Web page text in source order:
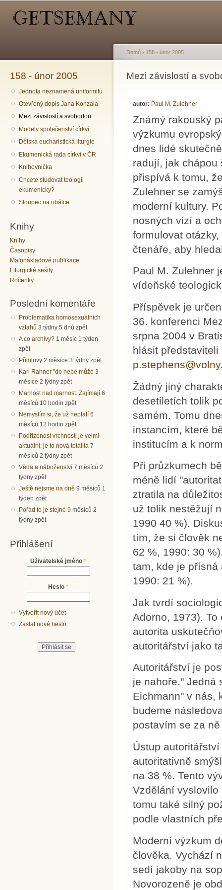
158 - únor 2005
Jednota neznamená uniformitu
Otevřený dopis Jana Konzala
Mezi závislostí a svobodou
Modely společenství církví
Dětská eucharistická liturgie
Ekumenická rada církví v ČR
Knihovnička
Chcete studovat teologii
ekumenicky?
Sloupec na obálce
Knihy
Knihy
Časopisy
Malonákladové publikace
Liturgické sešity
Ročenky
Poslední komentáře
Problematika homosexuálních
vztahů 3 týdny 5 dnů zpět
A co archivy? 1 měsíc 1 týden
zpět
Přímluvy 2 měsíce 3 týdny zpět
Karl Rahner "do nebe může 3
měsíce 2 týdny zpět
Marnost nad marnost. Zajímají 6
měsíců 10 hodin zpět
Nemyslím si, že už neplatí 6
měsíců 12 hodin zpět
Podřízenost vrchnosti je velmi
aktuální, je to nová totalita 7
měsíců 2 týdny zpět
Věda a náboženství 7 měsíců 2
týdny zpět
Ještě nejsme na dně 9 měsíců 1
týden zpět
Pořád to je stejné 9 měsíců 2
týdny zpět
Přihlášení
Uživatelské jméno *
Heslo *
Vytvořit nový účet
Zaslat nové heslo
Jste zde
Domů › 158 - únor 2005
Mezi závislostí a
autor: Paul M. Zulehner
Známý rakouský
výzkumu
dnes lidé
radují, jak
přispívá k tomu,
Zulehner se
moderní kultury.
nosných vizí a
formulovat
čtenáře, aby
Paul M. Zulehner
vídeňské
Příspěvek je
36. konferenci
srpna 2004 v
hlásit
Žádný jiný
desetiletích tolik
samém. Tomu
instancím, které
institucím a k
Při průzkumech
méně lidí
ztratila na
už tolik nestěžují
1990 40 %).
tím, že si člověk
62 %, 1990: 30
tam, kde je přísná
1990: 21 %).
Jak tvrdí
Adorno, 1973).
autorita
autoritářství jako
Autoritářství je
je nahoře." Jedná
Eichmann" v nás,
budeme
postavím se za
Ústup
autoritativně
na 38 %. Tento
Vzdělání vyslovilo
tomu také silný
podle vlastních
Moderní výzkum
člověka. Vychází
sedí jakoby na
Novorozeně je